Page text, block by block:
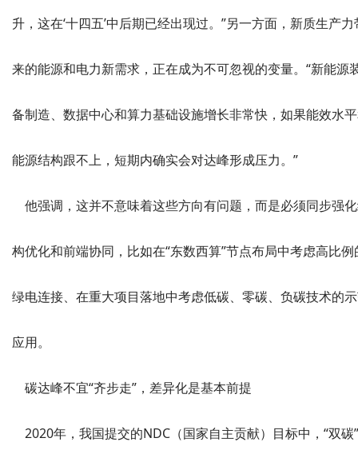
升，这在‘十四五’中后期已经出现过。”另一方面，新质生产力
来的能源和电力新需求，正在成为不可忽视的变量。“新能源
备制造、数据中心和算力基础设施增长非常快，如果能效水
能源结构跟不上，短期内确实会对达峰形成压力。”
他强调，这并不意味着这些方向有问题，而是必须同步强
构优化和前端协同，比如在“东数西算”节点布局中考虑高比例
绿电连接、在重大项目落地中考虑低碳、零碳、负碳技术的
应用。
碳达峰不宜“齐步走”，差异化是基本前提
2020年，我国提交的NDC（国家自主贡献）目标中，“双碳